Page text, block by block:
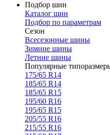
Подбор шин
Каталог шин
Подбор по параметрам
Сезон
Всесезонные шины
Зимние шины
Летние шины
Популярные
175/65 R14
185/65 R14
185/65 R15
195/60 R16
195/65 R15
205/55 R16
215/55 R16